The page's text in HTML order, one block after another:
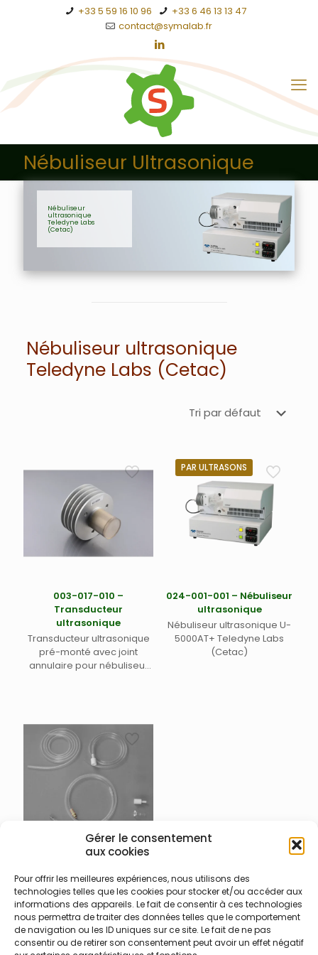
Gérer le consentement
aux cookies
Pour offrir les meilleures expériences, nous utilisons des
technologies telles que les cookies pour stocker et/ou accéder aux
informations des appareils. Le fait de consentir à ces technologies
nous permettra de traiter des données telles que le comportement
de navigation ou les ID uniques sur ce site. Le fait de ne pas
consentir ou de retirer son consentement peut avoir un effet négatif
+33 5 59 16 10 96
+33 6 46 13 13 47
contact@symalab.fr
Nébuliseur Ultrasonique
Nébuliseur
ultrasonique
Teledyne Labs
(Cetac)
Nébuliseur ultrasonique
Teledyne Labs (Cetac)
003-017-010 –
Transducteur
ultrasonique
Transducteur ultrasonique
pré-monté avec joint
annulaire pour nébuliseur
PAR ULTRASONS
024-001-001 – Nébuliseur
ultrasonique
Nébuliseur ultrasonique U-
5000AT+ Teledyne Labs
(Cetac)
interfaçage Perkin Elmer
Kit interfaçage ICP-AES et
ICP-MS pour Perkin Eklmer
tout modèle pour
nébuliseurs ultrasoniques
U5000AT+ et U6000AT+